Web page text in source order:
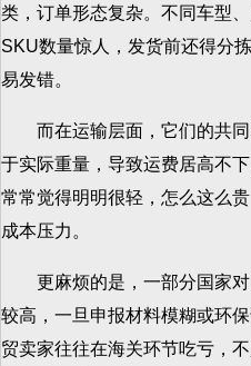
类，订单形态复杂。不同车型
SKU数量惊人，发货前还得分
易发错。
而在运输层面，它们的共
于实际重量，导致运费居高不
常常觉得明明很轻，怎么这么
成本压力。
更麻烦的是，一部分国家对
较高，一旦申报材料模糊或环
贸卖家往往在海关环节吃亏，